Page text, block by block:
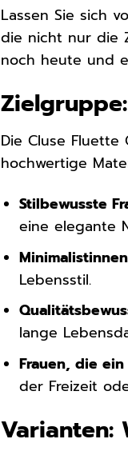
Lassen Sie sich
die nicht nur die
noch heute und
Die Cluse Fluette
hochwertige
Stilbewusste
eine elegante
Lebensstil.
lange
Frauen, die
der Freizeit
Varianten: